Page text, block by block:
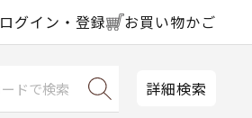
ログイン・登録 お買い物かご
詳細検索